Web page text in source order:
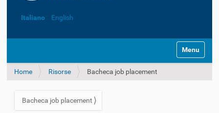
Italiano English
z
Toggle
Home Risorse Bacheca job placement
N
Bacheca job placement